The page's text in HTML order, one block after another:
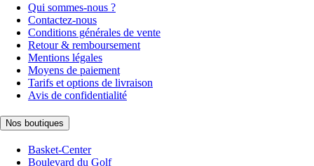
Qui sommes-nous ?
Contactez-nous
Conditions générales de vente
Retour & remboursement
Mentions légales
Moyens de paiement
Tarifs et options de livraison
Avis de confidentialité
Nos boutiques
Basket-Center
Boulevard du Golf